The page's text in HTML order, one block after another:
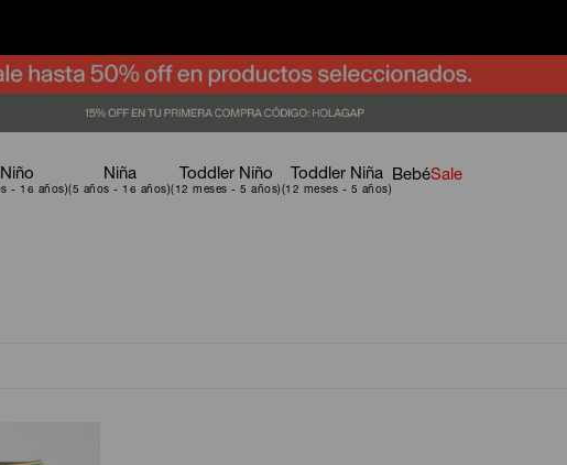
Niño Niña Toddler Niño Toddler Niña BebéSale